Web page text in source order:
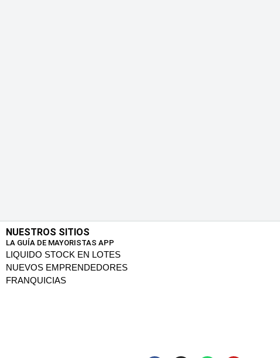
NUESTROS SITIOS
LA GUÍA DE MAYORISTAS APP
LIQUIDO STOCK EN LOTES
NUEVOS EMPRENDEDORES
FRANQUICIAS